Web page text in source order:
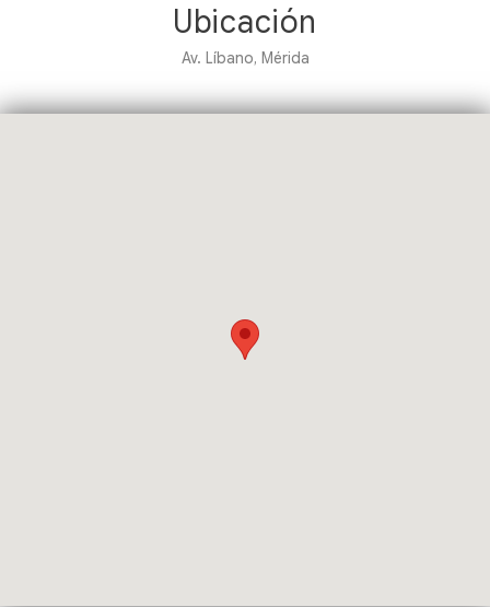
Ubicación
Av. Líbano, Mérida